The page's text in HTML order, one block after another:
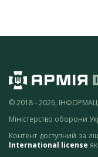
© 2018 - 2026,
Міністерство оборони
Контент доступний за
International license